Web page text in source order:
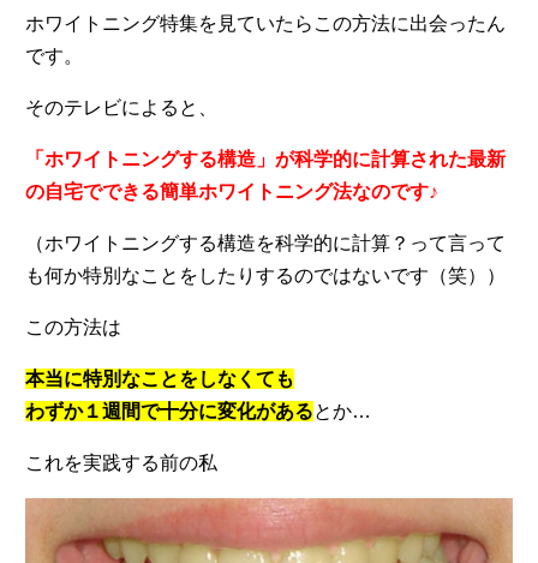
ホワイトニング特集を見ていたらこの方法に出会ったん
です。
そのテレビによると、
「ホワイトニングする構造」が科学的に計算された最新
の自宅でできる簡単ホワイトニング法なのです♪
（ホワイトニングする構造を科学的に計算？って言って
も何か特別なことをしたりするのではないです（笑））
この方法は
本当に特別なことをしなくても
わずか１週間で十分に変化があるとか…
これを実践する前の私